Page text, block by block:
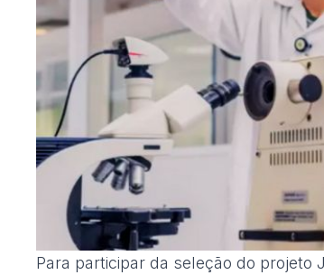
Para participar da seleção do projeto